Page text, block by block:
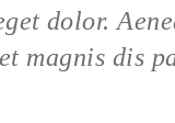
dolor.
magnis dis